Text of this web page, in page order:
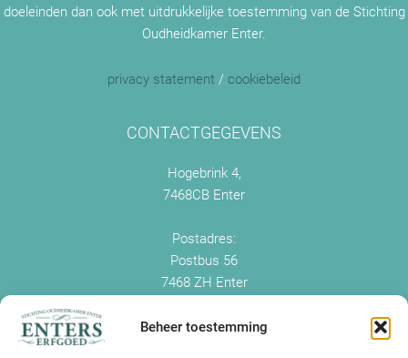
Beheer toestemming
doeleinden dan ook met uitdrukkelijke toestemming van de Stichting
Oudheidkamer Enter.
privacy statement / cookiebeleid
CONTACTGEGEVENS
Hogebrink 4,
7468CB Enter
Postadres:
Postbus 56
7468 ZH Enter
info@enterserfgoed.nl